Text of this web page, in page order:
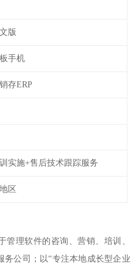
版
手机
存ERP
实施+售后技术跟踪服务
区
理软件的咨询、营销、培训、
公司；以“专注本地成长型企业